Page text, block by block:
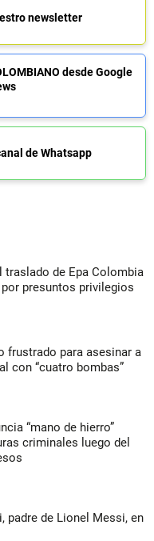
newsletter
desde Google
de Whatsapp
traslado de Epa Colombia
presuntos privilegios
frustrado para asesinar a
con “cuatro bombas”
“mano de hierro”
criminales luego del
padre de Lionel Messi, en